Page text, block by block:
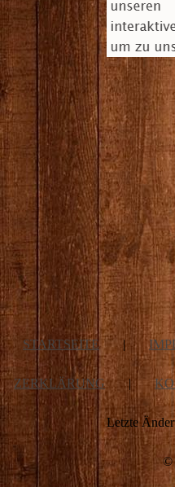
STARTSEITE |
ZERKLÄRUNG |
Letzte
©